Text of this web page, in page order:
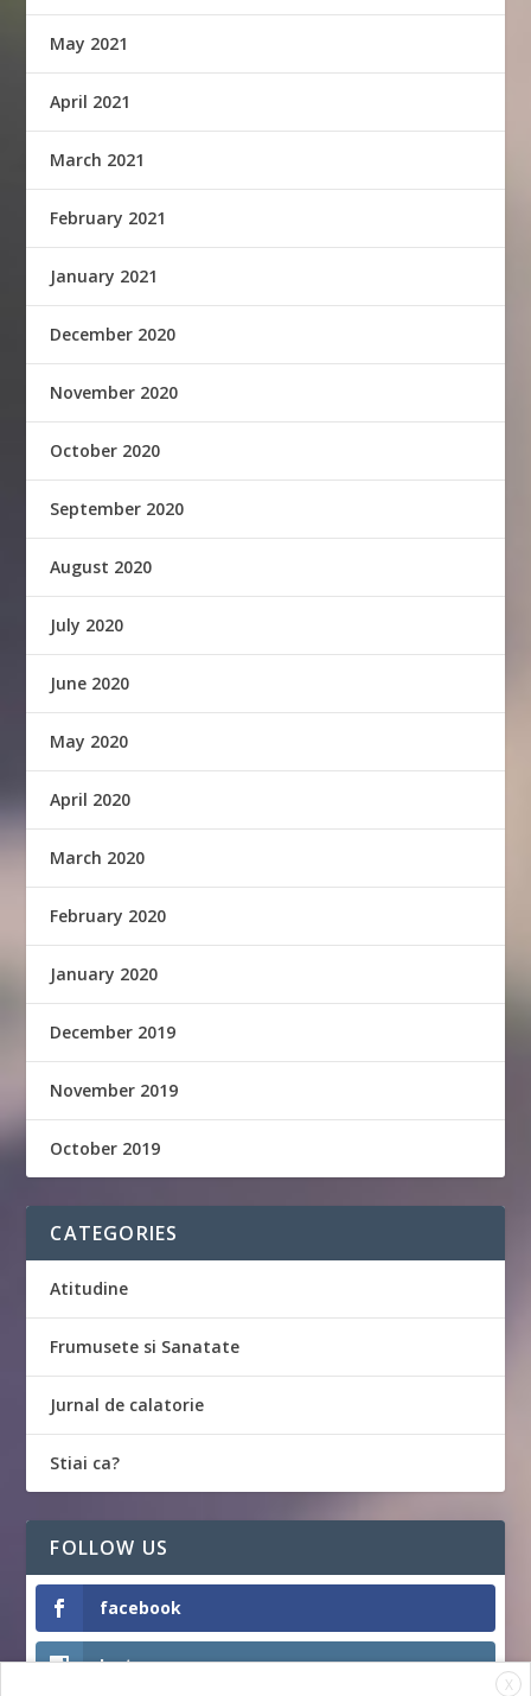
May 2021
April 2021
March 2021
February 2021
January 2021
December 2020
November 2020
October 2020
September 2020
August 2020
July 2020
June 2020
May 2020
April 2020
March 2020
February 2020
January 2020
December 2019
November 2019
October 2019
CATEGORIES
Atitudine
Frumusete si Sanatate
Jurnal de calatorie
Stiai ca?
FOLLOW US
facebook
Instagram
X